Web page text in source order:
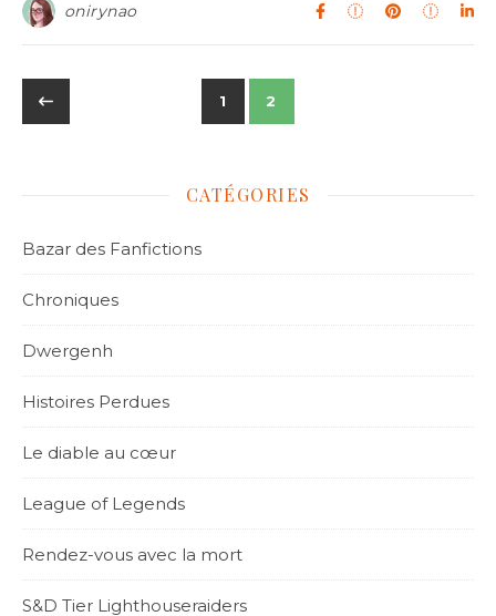
onirynao
1 2
CATÉGORIES
Bazar des Fanfictions
Chroniques
Dwergenh
Histoires Perdues
Le diable au cœur
League of Legends
Rendez-vous avec la mort
S&D Tier Lighthouseraiders